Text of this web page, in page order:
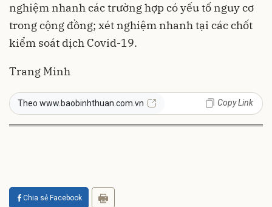
nghiệm nhanh các trường hợp có yếu tố nguy cơ
trong cộng đồng; xét nghiệm nhanh tại các chốt
kiểm soát dịch Covid-19.
Trang Minh
Theo www.baobinhthuan.com.vn Copy Link
Chia sẻ Facebook